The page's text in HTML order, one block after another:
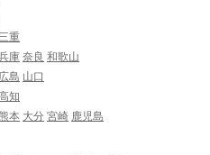
重
庫 奈良 和歌山
広島 山口
知
本 大分 宮崎 鹿児島